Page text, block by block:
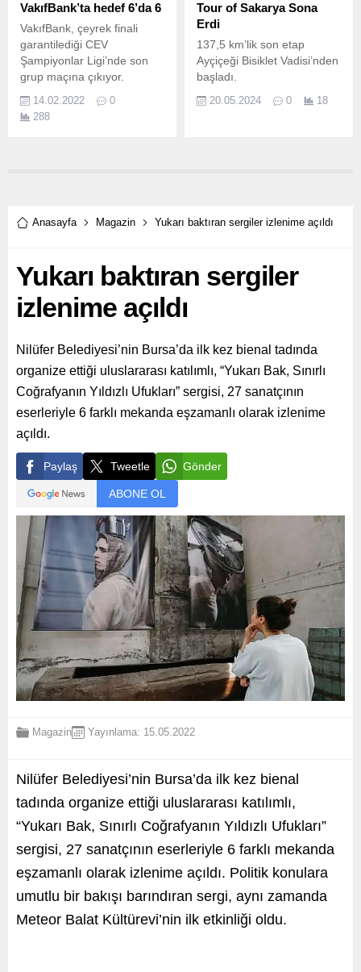
VakıfBank’ta hedef 6’da 6
VakıfBank, çeyrek finali
garantilediği CEV
Şampiyonlar Ligi’nde son
grup maçına çıkıyor.
14.02.2022
0
288
Tour of Sakarya Sona
Erdi
137,5 km’lik son etap
Ayçiçeği Bisiklet Vadisi’nden
başladı.
20.05.2024 0 18
Anasayfa Magazin Yukarı baktıran sergiler izlenime açıldı
Yukarı baktıran sergiler
izlenime açıldı
Nilüfer Belediyesi’nin Bursa’da ilk kez bienal tadında
organize ettiği uluslararası katılımlı, “Yukarı Bak, Sınırlı
Coğrafyanın Yıldızlı Ufukları” sergisi, 27 sanatçının
eserleriyle 6 farklı mekanda eşzamanlı olarak izlenime
açıldı.
Paylaş Tweetle Gönder
ABONE OL
Magazin Yayınlama: 15.05.2022
Nilüfer Belediyesi’nin Bursa’da ilk kez bienal
tadında organize ettiği uluslararası katılımlı,
“Yukarı Bak, Sınırlı Coğrafyanın Yıldızlı Ufukları”
sergisi, 27 sanatçının eserleriyle 6 farklı mekanda
eşzamanlı olarak izlenime açıldı. Politik konulara
umutlu bir bakışı barındıran sergi, aynı zamanda
Meteor Balat Kültürevi’nin ilk etkinliği oldu.